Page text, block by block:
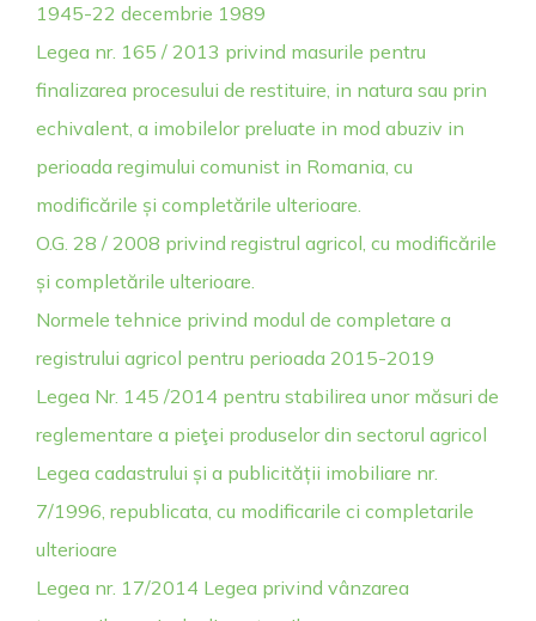
1945-22 decembrie 1989
Legea nr. 165 / 2013 privind masurile pentru
finalizarea procesului de restituire, in natura sau prin
echivalent, a imobilelor preluate in mod abuziv in
perioada regimului comunist in Romania, cu
modificările și completările ulterioare.
O.G. 28 / 2008 privind registrul agricol, cu modificările
și completările ulterioare.
Normele tehnice privind modul de completare a
registrului agricol pentru perioada 2015-2019
Legea Nr. 145 /2014 pentru stabilirea unor măsuri de
reglementare a pieţei produselor din sectorul agricol
Legea cadastrului și a publicității imobiliare nr.
7/1996, republicata, cu modificarile ci completarile
ulterioare
Legea nr. 17/2014 Legea privind vânzarea